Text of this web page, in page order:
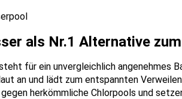
als Nr.1 Alternative
für ein unvergleichlich angenehmes
an und lädt zum entspannten
herkömmliche Chlorpools und